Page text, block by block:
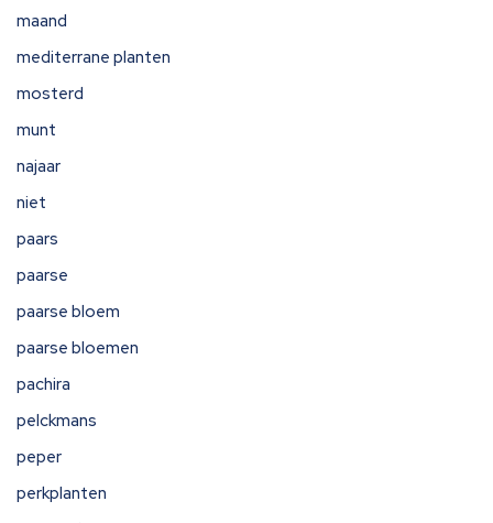
maand
mediterrane planten
mosterd
munt
najaar
niet
paars
paarse
paarse bloem
paarse bloemen
pachira
pelckmans
peper
perkplanten